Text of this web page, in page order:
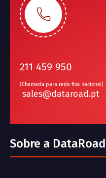
211 459 950
(Chamada para rede fixa nacional)
sales@dataroad.pt
Sobre a DataRoad